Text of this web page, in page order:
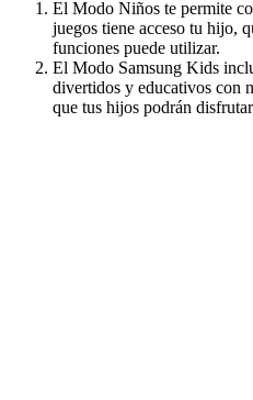
El Modo Niños te permite
juegos tiene acceso tu hijo,
funciones puede utilizar.
El Modo Samsung Kids
divertidos y educativos con
que tus hijos podrán